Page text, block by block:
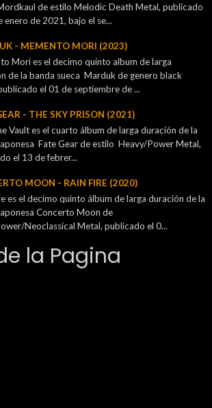
de estilo Melodic Death Metal, publicado
enero de 2021, bajo el se...
- MEMENTO MORI (2023)
Mori es el decimo quinto album de larga
de la banda sueca Marduk de genero black
el 01 de septiembre de ...
- THE SKY PRISON (2021)
Vault es el cuarto álbum de larga duración de la
Fate Gear de estilo Heavy/Power Metal,
el 13 de febrer...
MOON - RAIN FIRE (2020)
es el decimo quinto álbum de larga duración de la
Concerto Moon de
Neoclassical Metal, publicado el 0...
la Pagina